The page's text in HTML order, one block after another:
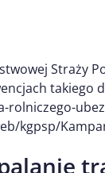
Straży
takiego
rolniczego-
kgpsp/